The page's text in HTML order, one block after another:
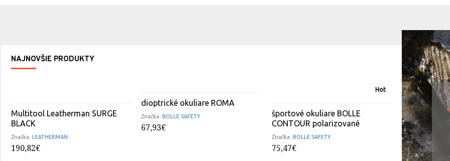
NAJNOVŠIE PRODUKTY
Značka: LEATHERMAN
Multitool Leatherman SURGE
BLACK
190,82€
Značka: BOLLE SAFETY
dioptrické okuliare ROMA
67,93€
Hot
Značka: BOLLE SAFETY
športové okuliare BOLLE
CONTOUR polarizované
75,47€
Značka: WILEY X
slnečné
CAPTIVATE
Copper/